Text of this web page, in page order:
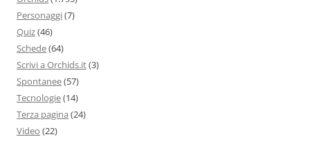
Personaggi(7)
Quiz(46)
Schede(64)
Scrivi a Orchids.it(3)
Spontanee(57)
Tecnologie(14)
Terza pagina (24)
Video (22)